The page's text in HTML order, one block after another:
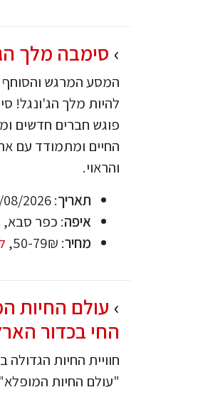
סימבה מלך
המסע המרגש והסוחף
להיות מלך הג'ונגל!
פוגש חברים חדשים
החיים ומתמודד עם
והראוי.
תאריך: 08/08/2026 - 15/08/2026
איפה: כפר סבא,
מחיר: 50-79₪,
עולם החיות
החי בכדור
חוויית החיות
"עולם החיות